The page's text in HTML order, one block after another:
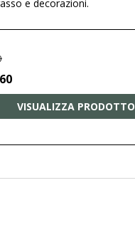
e decorazioni.
VISUALIZZA PRODOTTO